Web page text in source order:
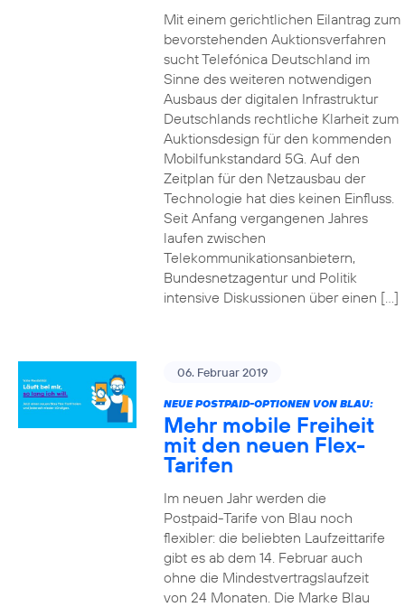
Mit einem gerichtlichen Eilantrag zum
bevorstehenden Auktionsverfahren
sucht Telefónica Deutschland im
Sinne des weiteren notwendigen
Ausbaus der digitalen Infrastruktur
Deutschlands rechtliche Klarheit zum
Auktionsdesign für den kommenden
Mobilfunkstandard 5G. Auf den
Zeitplan für den Netzausbau der
Technologie hat dies keinen Einfluss.
Seit Anfang vergangenen Jahres
laufen zwischen
Telekommunikationsanbietern,
Bundesnetzagentur und Politik
intensive Diskussionen über einen […]
06. Februar 2019
NEUE POSTPAID-OPTIONEN VON BLAU:
Mehr mobile Freiheit
mit den neuen Flex-
Tarifen
Im neuen Jahr werden die
Postpaid-Tarife von Blau noch
flexibler: die beliebten Laufzeittarife
gibt es ab dem 14. Februar auch
ohne die Mindestvertragslaufzeit
von 24 Monaten. Die Marke Blau